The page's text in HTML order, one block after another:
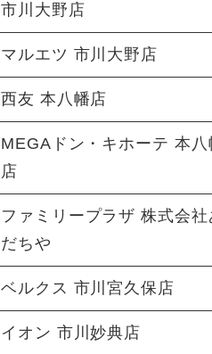
市川大野店
マルエツ 市川大野店
西友 本八幡店
MEGAドン・キホーテ 本八
店
ファミリープラザ 株式会社
だちや
ベルクス 市川宮久保店
イオン 市川妙典店